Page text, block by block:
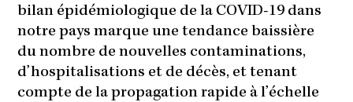
bilan épidémiologique de la COVID-19 dans
notre pays marque une tendance baissière
du nombre de nouvelles contaminations,
d’hospitalisations et de décès, et tenant
compte de la propagation rapide à l’échelle